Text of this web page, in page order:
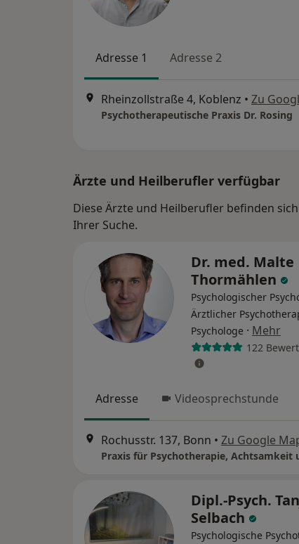
Adresse 1 Adresse 2
Rheinzollstraße 4, Koblenz • Zu
Psychotherapeutische Praxis Dr. Rosing
Ärzte und Heilberufler verfügbar
Diese Ärzte und Heilberufler befinden
Ihrer Suche.
Dr. med. Malte
Thormählen
Psychologischer
Ärztlicher
Psychologe · Mehr
122
Adresse Videosprechstunde
Rochusstr. 137, Bonn • Zu Google
Praxis für Psychotherapie, Achtsamkeit
Dipl.-Psych.
Selbach
Psychologische